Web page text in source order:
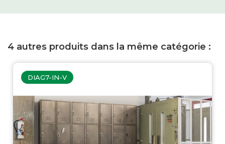
4 autres produits dans la même catégorie :
DIAG7-IN-V